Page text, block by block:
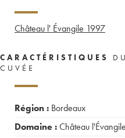
Château l' Évangile 1997
CARACTÉRISTIQUES
CUVÉE
Région : Bordeaux
Domaine :Château l'Évangile